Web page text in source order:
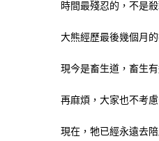
時間最殘忍的，不是
大熊經歷最後幾個月
現今是畜生道，畜生有
再麻煩，大家也不考
現在，牠已經永遠去